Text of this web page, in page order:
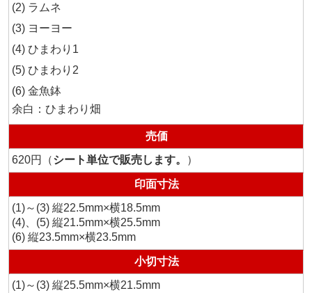
ラムネ
ヨーヨー
ひまわり1
ひまわり2
金魚鉢
余白：ひまわり畑
売価
620円（シート単位で販売します。 ）
印面寸法
(1)～(3) 縦22.5mm×横18.5mm
(4)、(5) 縦21.5mm×横25.5mm
(6) 縦23.5mm×横23.5mm
小切寸法
(1)～(3) 縦25.5mm×横21.5mm